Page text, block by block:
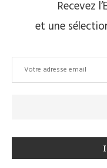
Recevez
et une